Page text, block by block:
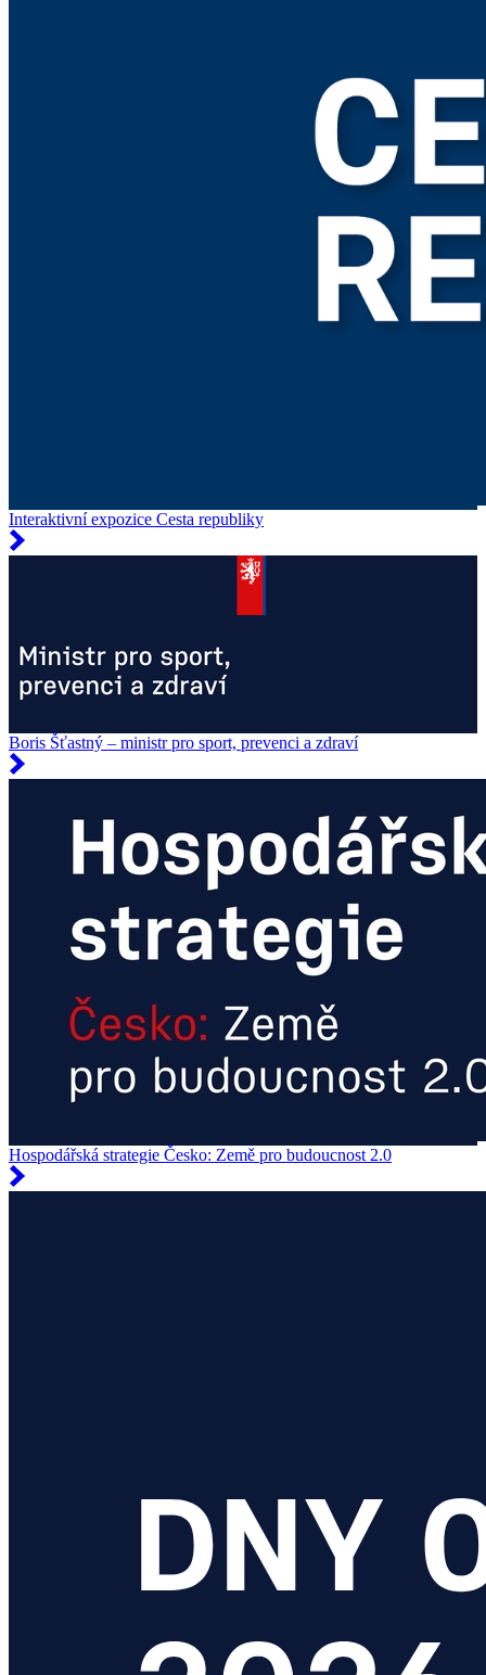
Interaktivní expozice Cesta republiky
Boris Šťastný – ministr pro sport, prevenci a zdraví
Hospodářská strategie Česko: Země pro budoucnost 2.0